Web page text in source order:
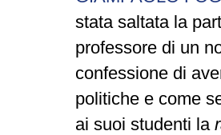
stata saltata la
professore di un
confessione di
politiche e come
ai suoi studenti la